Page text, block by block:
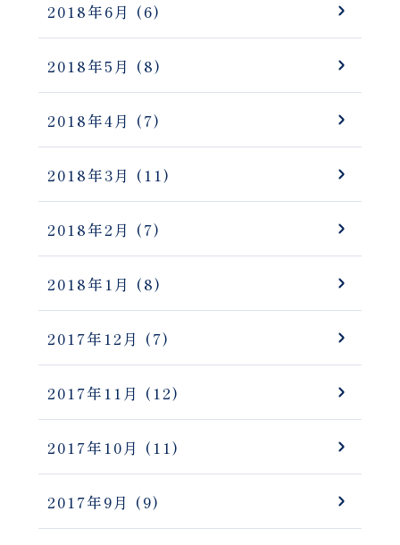
2018年6月 (6)
2018年5月 (8)
2018年4月 (7)
2018年3月 (11)
2018年2月 (7)
2018年1月 (8)
2017年12月 (7)
2017年11月 (12)
2017年10月 (11)
2017年9月 (9)